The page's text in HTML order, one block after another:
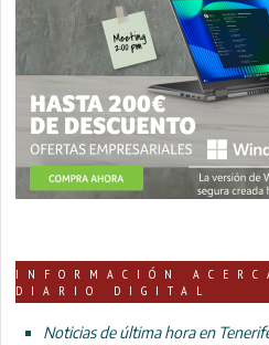
INFORMACIÓN
DIARIO DIGITAL
Noticias de última hora en